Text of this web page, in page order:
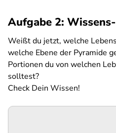
Aufgabe 2:
Weißt du jetzt, welche
welche Ebene der Pyramide
Portionen du von welchen
solltest?
Check Dein Wissen!
SPA